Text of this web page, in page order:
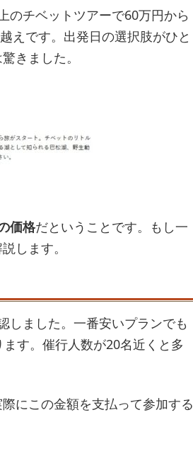
のチベットツアーで60万円から
えです。出発日の選択肢がひと
きました。
価格だということです。もし一
します。
しました。一番安いプランでも
す。催行人数が20名近くと多
にこの金額を支払って参加する